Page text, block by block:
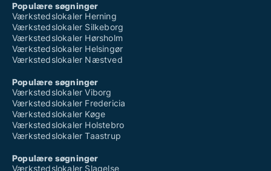
Populære søgninger
Værkstedslokaler Herning
Værkstedslokaler Silkeborg
Værkstedslokaler Hørsholm
Værkstedslokaler Helsingør
Værkstedslokaler Næstved
Populære søgninger
Værkstedslokaler Viborg
Værkstedslokaler Fredericia
Værkstedslokaler Køge
Værkstedslokaler Holstebro
Værkstedslokaler Taastrup
Populære søgninger
Værkstedslokaler Slagelse